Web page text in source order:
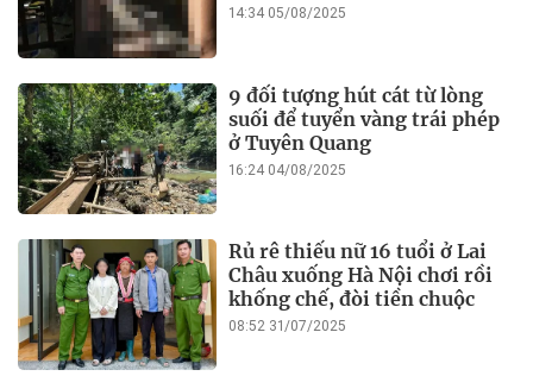
14:34 05/08/2025
9 đối tượng hút cát từ lòng
suối để tuyển vàng trái phép
ở Tuyên Quang
16:24 04/08/2025
Rủ rê thiếu nữ 16 tuổi ở Lai
Châu xuống Hà Nội chơi rồi
khống chế, đòi tiền chuộc
08:52 31/07/2025